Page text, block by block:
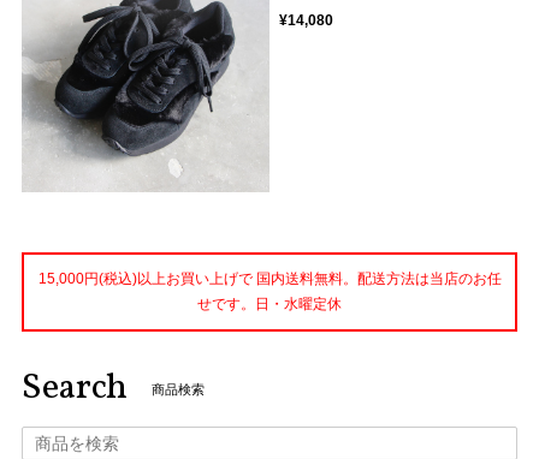
¥14,080
15,000円(税込)以上お買い上げで 国内送料無料。配送方法は当店のお任
せです。日・水曜定休
Search 商品検索